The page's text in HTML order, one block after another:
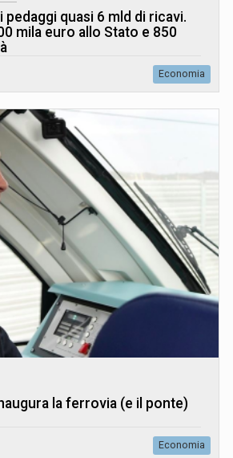
quasi 6 mld di ricavi.
mila euro allo Stato e 850
Economia
la ferrovia (e il ponte)
Economia